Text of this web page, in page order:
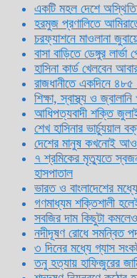
একটি মহল দেশে
হরমুজ প্রণালিতে
চরফ্যাশনে মাওলানা
বাসা বাড়িতে ডেঙ্গুর লার্ভা
হাসিনা কার্ড খেলবেন
রাজধানীতে একদিনে
শিক্ষা, স্বাস্থ্য ও
আধিপত্যবাদী শক্তি
শেখ হাসিনার ভার্চ্যুয়াল
দেশের মানুষ কখনোই
৭ শ্রমিকের মৃত্যুতে
হাসপাতাল
ভারত ও বাংলাদেশের
গণমাধ্যম শক্তিশালী
সবজির দাম কিছুটা
নদীদূষণ রোধে সমন্বিত
৩ দিনের মধ্যে গ্যাস
তনু হত্যায় হাফিজুরের